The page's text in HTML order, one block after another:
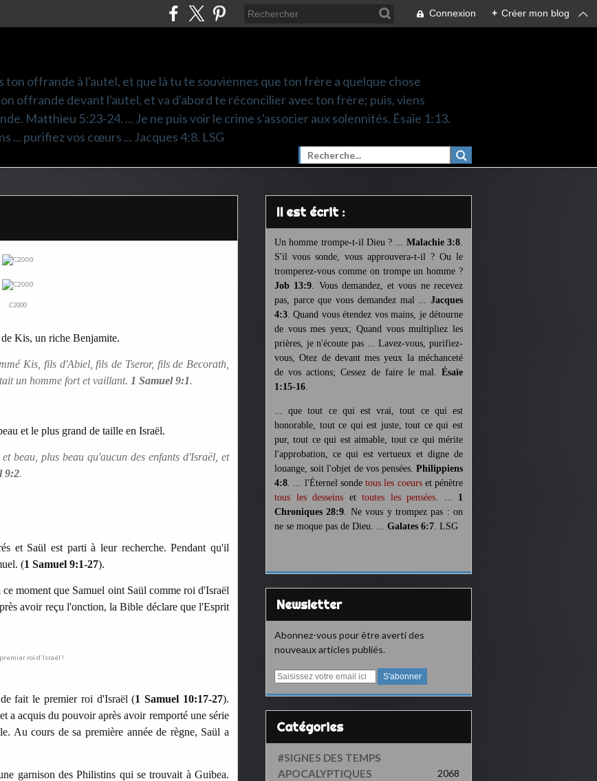
Connexion + Créer mon blog
ton offrande à l'autel, et que là tu te souviennes que ton frère a quelque chose
offrande devant l'autel, et va d'abord te réconcilier avec ton frère; puis, viens
Matthieu 5:23-24. ... Je ne puis voir le crime s'associer aux solennités. Ésaïe 1:13.
... purifiez vos cœurs ... Jacques 4:8. LSG
C2000
Kis, un riche Benjamite.
Kis, fils d'Abiel, fils de Tseror, fils de Becorath,
un homme fort et vaillant. 1 Samuel 9:1.
et le plus grand de taille en Israël.
beau, plus beau qu'aucun des enfants d'Israël, et
9:2.
et Saül est parti à leur recherche. Pendant qu'il
(1 Samuel 9:1-27).
ce moment que Samuel oint Saül comme roi d'Israël
avoir reçu l'onction, la Bible déclare que l'Esprit
fait le premier roi d'Israël (1 Samuel 10:17-27).
a acquis du pouvoir après avoir remporté une série
Au cours de sa première année de règne, Saül a
garnison des Philistins qui se trouvait à Guibea.
Il est écrit :
Un homme trompe-t-il Dieu ? ... Malachie 3:8.
S'il vous sonde, vous approuvera-t-il ? Ou le
tromperez-vous comme on trompe un homme ?
Job 13:9. Vous demandez, et vous ne recevez
pas, parce que vous demandez mal ... Jacques
4:3. Quand vous étendez vos mains, je détourne
de vous mes yeux; Quand vous multipliez les
prières, je n'écoute pas ... Lavez-vous, purifiez-
vous, Otez de devant mes yeux la méchanceté
de vos actions; Cessez de faire le mal. Ésaïe
1:15-16.
... que tout ce qui est vrai, tout ce qui est
honorable, tout ce qui est juste, tout ce qui est
pur, tout ce qui est aimable, tout ce qui mérite
l'approbation, ce qui est vertueux et digne de
louange, soit l'objet de vos pensées. Philippiens
4:8. ... l'Éternel sonde tous les coeurset pénètre
tous les desseins et toutes les pensées. ... 1
Chroniques 28:9. Ne vous y trompez pas : on
ne se moque pas de Dieu. ... Galates 6:7. LSG
Newsletter
Abonnez-vous pour être averti des
nouveaux articles publiés.
E
a
i
Catégories
#SIGNES DES TEMPS
APOCALYPTIQUES 2068